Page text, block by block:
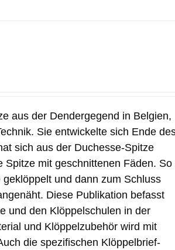
aus der Dendergegend in Belgien,
Sie entwickelte sich Ende
sich aus der Duchesse-Spitze
Spitze mit geschnittenen Fäden. So
und dann zum Schluss
Diese Publikation befasst
und den Klöppelschulen in der
und Klöppelzubehör wird mit
die spezifischen Klöppelbrief-